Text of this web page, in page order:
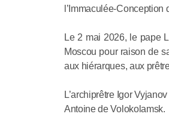
l’Immaculée-
Le 2 mai 2026, le pape
Moscou pour raison de
aux hiérarques, aux
L’archiprêtre Igor
Antoine de Volokolamsk.